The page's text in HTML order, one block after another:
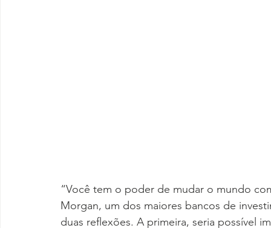
“Você tem o poder de mudar o mundo
Morgan, um dos maiores bancos de
duas reflexões. A primeira, seria possível